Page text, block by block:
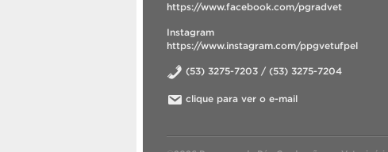
https://www.facebook.com/pgradvet
Instagram
https://www.instagram.com/ppgvetufpel
(53) 3275-7203 / (53) 3275-7204
clique para ver o e-mail